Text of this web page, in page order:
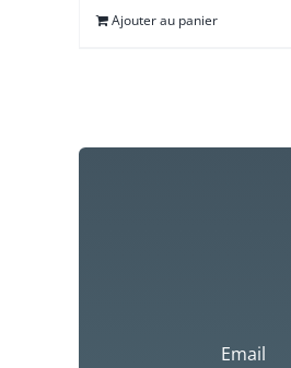
Ajouter au panier
Email